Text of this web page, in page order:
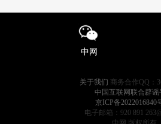
中网
关于我们 商务合作QQ：
中国互联网联合辟谣
京ICP备2022016840
电子邮箱：920 891